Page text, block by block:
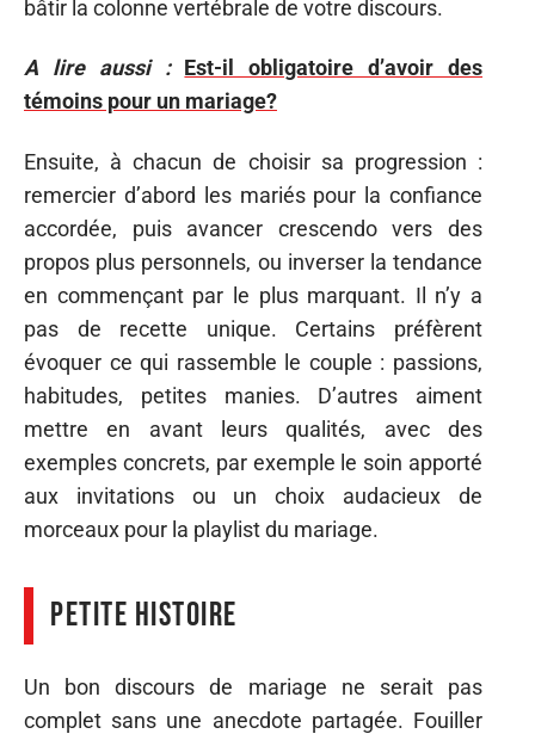
bâtir la colonne vertébrale de votre discours.
A lire aussi : Est-il obligatoire d’avoir des
témoins pour un mariage?
Ensuite, à chacun de choisir sa progression :
remercier d’abord les mariés pour la confiance
accordée, puis avancer crescendo vers des
propos plus personnels, ou inverser la tendance
en commençant par le plus marquant. Il n’y a
pas de recette unique. Certains préfèrent
évoquer ce qui rassemble le couple : passions,
habitudes, petites manies. D’autres aiment
mettre en avant leurs qualités, avec des
exemples concrets, par exemple le soin apporté
aux invitations ou un choix audacieux de
morceaux pour la playlist du mariage.
Petite histoire
Un bon discours de mariage ne serait pas
complet sans une anecdote partagée. Fouiller